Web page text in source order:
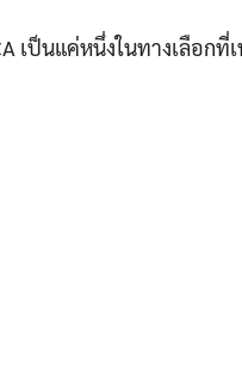
เป็นแค่หนึ่งในทางเลือกที่